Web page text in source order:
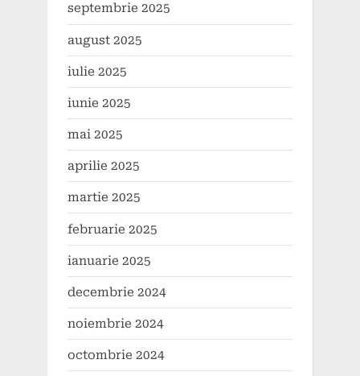
septembrie 2025
august 2025
iulie 2025
iunie 2025
mai 2025
aprilie 2025
martie 2025
februarie 2025
ianuarie 2025
decembrie 2024
noiembrie 2024
octombrie 2024